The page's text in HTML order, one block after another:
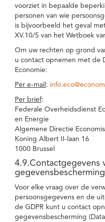
voorziet in bepaalde
personen van wie
is bijvoorbeeld het geval
XV.10/5 van het Wetboek
Om uw rechten op grond
u contact opnemen met de
Economie:
Per e-mail :
Per brief:
Federale Overheidsdienst
en Energie
Algemene Directie
Koning Albert II-laan 16
1000 Brussel
4.9.Contactgegevens
Voor elke vraag over de
persoonsgegevens en de
de GDPR kunt u contact
gegevensbescherming